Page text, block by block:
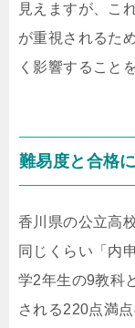
見えますが、こ
が重視されるた
く影響すること
難易度と合格
香川県の公立高
同じくらい「内
学2年生の9教科
される220点満